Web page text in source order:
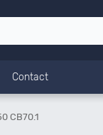
Contact
CB70.1